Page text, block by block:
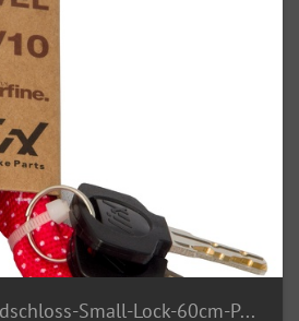
20398-Liix-Fahrradschloss-Small-Lock-60cm-Polka-Dots-Red